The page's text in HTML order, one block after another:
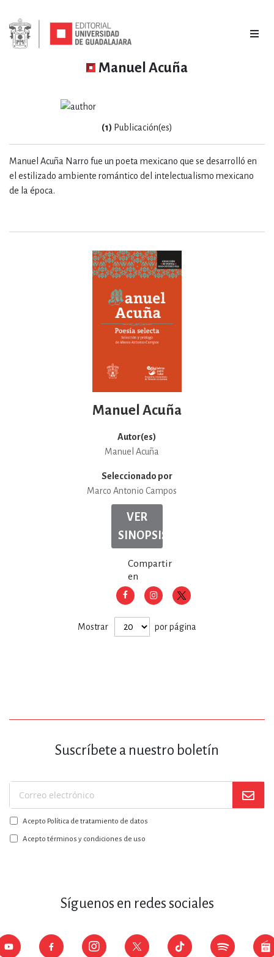
Manuel Acuña
Manuel Acuña Narro fue un poeta mexicano que se desarrolló en
el estilizado ambiente romántico del intelectualismo mexicano
de la época.
(1) Publicación(es)
Manuel Acuña
Autor(es)
Manuel Acuña
Seleccionado por
Marco Antonio Campos
VER
SINOPSIS
Compartir
en
Mostrar por página
Suscríbete a nuestro boletín
Suscríbase
a
nuestro
boletín:
Acepto Política de tratamiento de datos
Acepto términos y condiciones de uso
Síguenos en redes sociales